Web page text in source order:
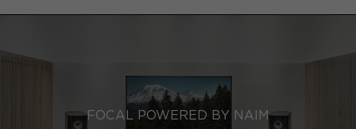
FOCAL POWERED BY NAIM